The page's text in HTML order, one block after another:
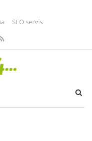
SEO servis